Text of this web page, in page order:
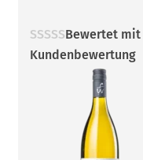
Bewertet mit
Kundenbewertung